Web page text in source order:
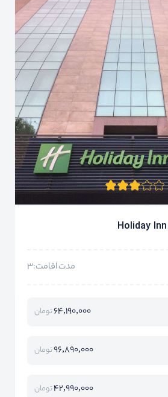
Holiday
مدت اقامت:3
64,190,000تومان
96,890,000تومان
42,990,000تومان